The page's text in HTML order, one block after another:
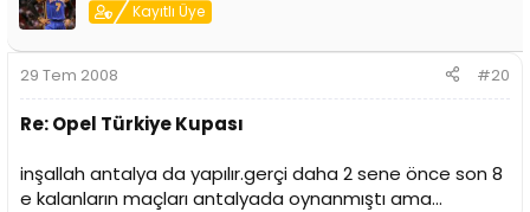
Kayıtlı Üye
29 Tem 2008 #20
Re: Opel Türkiye Kupası
inşallah antalya da yapılır.gerçi daha 2 sene önce son 8
e kalanların maçları antalyada oynanmıştı ama...